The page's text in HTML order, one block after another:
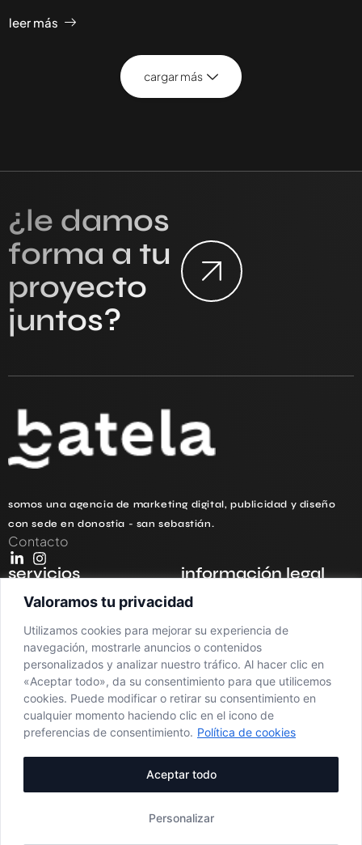
Valoramos tu privacidad
Utilizamos cookies para mejorar su experiencia de
navegación, mostrarle anuncios o contenidos
personalizados y analizar nuestro tráfico. Al hacer clic en
«Aceptar todo», da su consentimiento para que utilicemos
cookies. Puede modificar o retirar su consentimiento en
cualquier momento haciendo clic en el icono de
preferencias de consentimiento. Política de cookies
Personalizar
Aceptar todo
leer más
cargar más
¿le damos
forma a tu
proyecto
juntos?
somos una agencia de marketing digital, publicidad y diseño
con sede en donostia - san sebastián.
Contacto
servicios
branding
diseño web
fotografía y vídeo
agencia de seo
consultoría estratégica
generación de contenido
con ia
información legal
aviso legal
política de cookies